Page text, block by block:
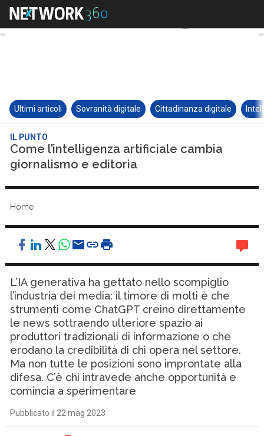
Ultimi articoli Sovranità digitale Cittadinanza digitale
IL PUNTO
Come l’intelligenza artificiale cambia
giornalismo e editoria
Home
L’IA generativa ha gettato nello scompiglio
l’industria dei media: il timore di molti è che
strumenti come ChatGPT creino direttamente
le news sottraendo ulteriore spazio ai
produttori tradizionali di informazione o che
erodano la credibilità di chi opera nel settore.
Ma non tutte le posizioni sono improntate alla
difesa. C’è chi intravede anche opportunità e
comincia a sperimentare
Pubblicato il 22 mag 2023